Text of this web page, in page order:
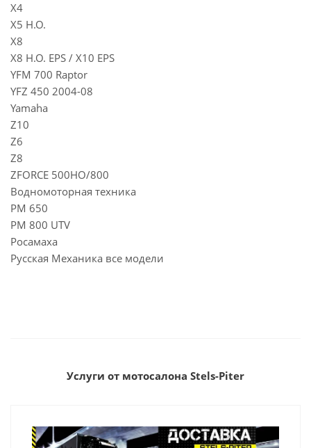
X4
X5 H.O.
X8
X8 H.O. EPS / X10 EPS
YFM 700 Raptor
YFZ 450 2004-08
Yamaha
Z10
Z6
Z8
ZFORCE 500HO/800
Водномоторная техника
РМ 650
РМ 800 UTV
Росамаха
Русская Механика все модели
Услуги от мотосалона Stels-Piter